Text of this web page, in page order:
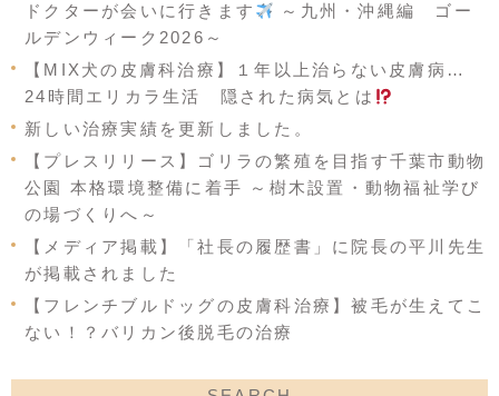
ドクターが会いに行きます
～九州・沖縄編 ゴー
ルデンウィーク2026～
【MIX犬の皮膚科治療】１年以上治らない皮膚病…
24時間エリカラ生活 隠された病気とは
新しい治療実績を更新しました。
【プレスリリース】ゴリラの繁殖を目指す千葉市動物
公園 本格環境整備に着手 ～樹木設置・動物福祉学び
の場づくりへ～
【メディア掲載】「社長の履歴書」に院長の平川先生
が掲載されました
【フレンチブルドッグの皮膚科治療】被毛が生えてこ
ない！？バリカン後脱毛の治療